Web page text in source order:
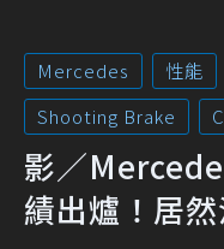
Mercedes 性能
Shooting Brake
影／
績出爐！居